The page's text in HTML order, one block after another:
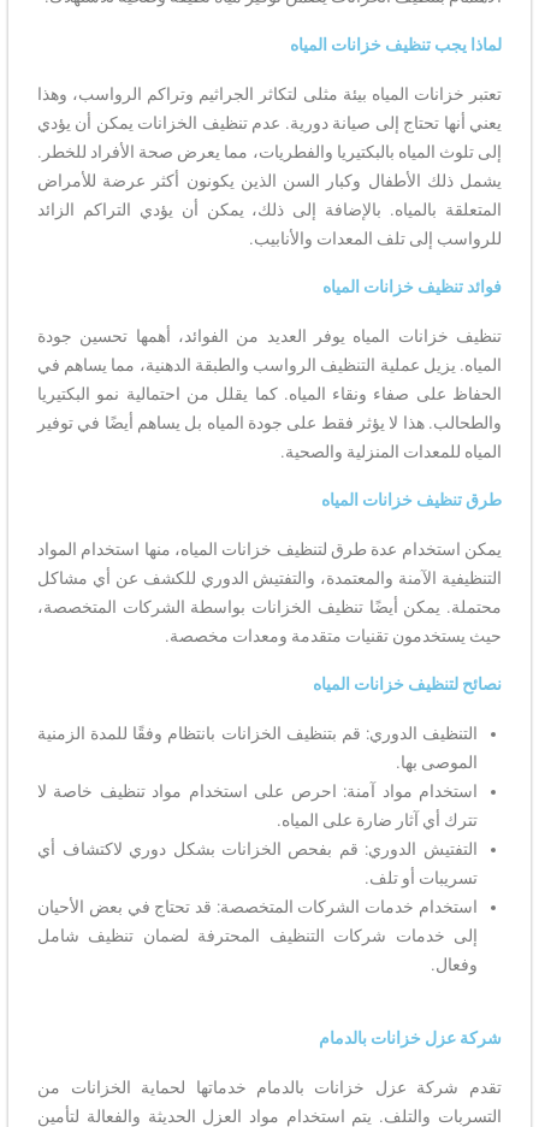
لماذا يجب تنظيف خزانات المياه
تعتبر خزانات المياه بيئة مثلى لتكاثر الجراثيم وتراكم الرواسب، وهذا
يعني أنها تحتاج إلى صيانة دورية. عدم تنظيف الخزانات يمكن أن يؤدي
إلى تلوث المياه بالبكتيريا والفطريات، مما يعرض صحة الأفراد للخطر.
يشمل ذلك الأطفال وكبار السن الذين يكونون أكثر عرضة للأمراض
المتعلقة بالمياه. بالإضافة إلى ذلك، يمكن أن يؤدي التراكم الزائد
للرواسب إلى تلف المعدات والأنابيب.
فوائد تنظيف خزانات المياه
تنظيف خزانات المياه يوفر العديد من الفوائد، أهمها تحسين جودة
المياه. يزيل عملية التنظيف الرواسب والطبقة الدهنية، مما يساهم في
الحفاظ على صفاء ونقاء المياه. كما يقلل من احتمالية نمو البكتيريا
والطحالب. هذا لا يؤثر فقط على جودة المياه بل يساهم أيضًا في توفير
المياه للمعدات المنزلية والصحية.
طرق تنظيف خزانات المياه
يمكن استخدام عدة طرق لتنظيف خزانات المياه، منها استخدام المواد
التنظيفية الآمنة والمعتمدة، والتفتيش الدوري للكشف عن أي مشاكل
محتملة. يمكن أيضًا تنظيف الخزانات بواسطة الشركات المتخصصة،
حيث يستخدمون تقنيات متقدمة ومعدات مخصصة.
نصائح لتنظيف خزانات المياه
التنظيف الدوري: قم بتنظيف الخزانات بانتظام وفقًا للمدة الزمنية
الموصى بها.
استخدام مواد آمنة: احرص على استخدام مواد تنظيف خاصة لا
تترك أي آثار ضارة على المياه.
التفتيش الدوري: قم بفحص الخزانات بشكل دوري لاكتشاف أي
تسريبات أو تلف.
استخدام خدمات الشركات المتخصصة: قد تحتاج في بعض الأحيان
إلى خدمات شركات التنظيف المحترفة لضمان تنظيف شامل
وفعال.
شركة عزل خزانات بالدمام
تقدم شركة عزل خزانات بالدمام خدماتها لحماية الخزانات من
التسربات والتلف. يتم استخدام مواد العزل الحديثة والفعالة لتأمين